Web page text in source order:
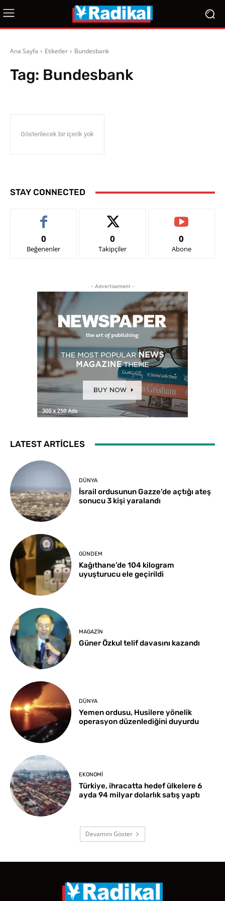
Ana Sayfa Etiketler Bundesbank
Tag: Bundesbank
Gösterilecek bir içerik yok
STAY CONNECTED
0
Beğenenler
0
Takipçiler
0
Abone
- Advertisement -
LATEST ARTICLES
DÜNYA
İsrail ordusunun Gazze’de açtığı ateş
sonucu 3 kişi yaralandı
GÜNDEM
Kağıthane’de 104 kilogram
uyuşturucu ele geçirildi
MAGAZIN
Güner Özkul telif davasını kazandı
DÜNYA
Yemen ordusu, Husilere yönelik
operasyon düzenlediğini duyurdu
EKONOMI
Türkiye, ihracatta hedef ülkelere 6
ayda 94 milyar dolarlık satış yaptı
Devamını Göster